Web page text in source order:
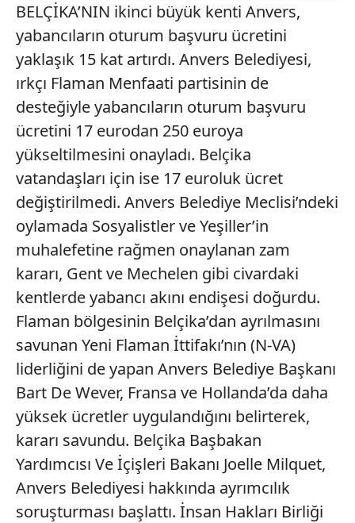
BELÇİKA’NIN ikinci büyük kenti Anvers,
yabancıların oturum başvuru ücretini
yaklaşık 15 kat artırdı. Anvers Belediyesi,
ırkçı Flaman Menfaati partisinin de
desteğiyle yabancıların oturum başvuru
ücretini 17 eurodan 250 euroya
yükseltilmesini onayladı. Belçika
vatandaşları için ise 17 euroluk ücret
değiştirilmedi. Anvers Belediye Meclisi’ndeki
oylamada Sosyalistler ve Yeşiller’in
muhalefetine rağmen onaylanan zam
kararı, Gent ve Mechelen gibi civardaki
kentlerde yabancı akını endişesi doğurdu.
Flaman bölgesinin Belçika’dan ayrılmasını
savunan Yeni Flaman İttifakı’nın (N-VA)
liderliğini de yapan Anvers Belediye Başkanı
Bart De Wever, Fransa ve Hollanda’da daha
yüksek ücretler uygulandığını belirterek,
kararı savundu. Belçika Başbakan
Yardımcısı Ve İçişleri Bakanı Joelle Milquet,
Anvers Belediyesi hakkında ayrımcılık
soruşturması başlattı. İnsan Hakları Birliği